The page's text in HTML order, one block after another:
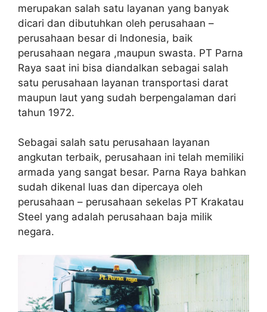
merupakan salah satu layanan yang banyak
dicari dan dibutuhkan oleh perusahaan –
perusahaan besar di Indonesia, baik
perusahaan negara ,maupun swasta. PT Parna
Raya saat ini bisa diandalkan sebagai salah
satu perusahaan layanan transportasi darat
maupun laut yang sudah berpengalaman dari
tahun 1972.
Sebagai salah satu perusahaan layanan
angkutan terbaik, perusahaan ini telah memiliki
armada yang sangat besar. Parna Raya bahkan
sudah dikenal luas dan dipercaya oleh
perusahaan – perusahaan sekelas PT Krakatau
Steel yang adalah perusahaan baja milik
negara.